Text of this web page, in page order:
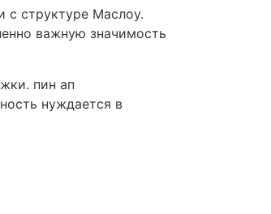
с структуре Маслоу.
важную значимость
пин ап
нуждается в